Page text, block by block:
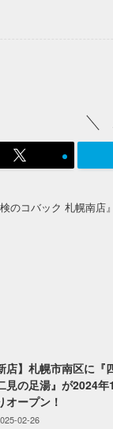
のコバック 札幌南店
店】札幌市南区に『
見の足湯』が2024
オープン！
02-26